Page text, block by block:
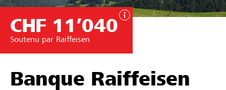
Parrainer
Soutien & assistance
Trouvez des projets et des organisations
CHF 11’040
Soutenu par Raiffeisen
Banque Raiffeisen